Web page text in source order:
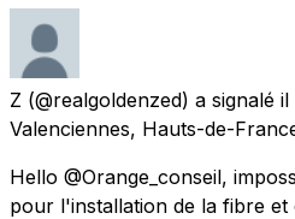
Z (@realgoldenzed) a signalé il
Valenciennes, Hauts-de-
Hello @Orange_conseil,
pour l'installation de la fibre et